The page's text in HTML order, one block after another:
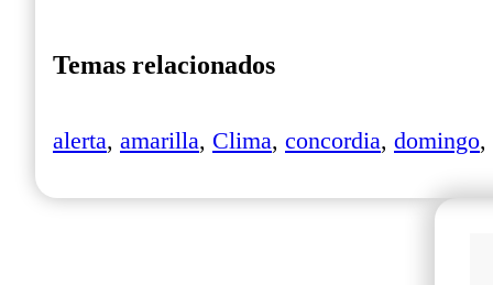
Temas relacionados
alerta, amarilla, Clima, concordia, domingo,